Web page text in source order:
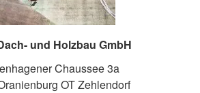
und Holzbau GmbH
Chaussee 3a
OT Zehlendorf